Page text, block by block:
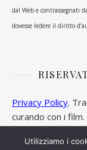
dal Web e contrassegnati
dovesse ledere il diritto
Privacy Policy.
curando con i film.
Utilizziamo i